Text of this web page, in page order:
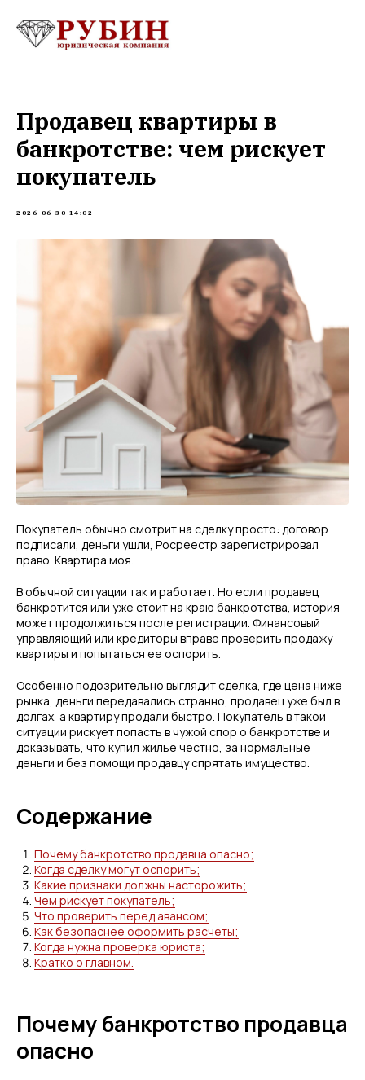
Продавец квартиры в
банкротстве: чем рискует
покупатель
2026-06-30 14:02
Покупатель обычно смотрит на сделку просто: договор
подписали, деньги ушли, Росреестр зарегистрировал
право. Квартира моя.
В обычной ситуации так и работает. Но если продавец
банкротится или уже стоит на краю банкротства, история
может продолжиться после регистрации. Финансовый
управляющий или кредиторы вправе проверить продажу
квартиры и попытаться ее оспорить.
Особенно подозрительно выглядит сделка, где цена ниже
рынка, деньги передавались странно, продавец уже был в
долгах, а квартиру продали быстро. Покупатель в такой
ситуации рискует попасть в чужой спор о банкротстве и
доказывать, что купил жилье честно, за нормальные
деньги и без помощи продавцу спрятать имущество.
Содержание
Почему банкротство продавца опасно;
Когда сделку могут оспорить;
Какие признаки должны насторожить;
Чем рискует покупатель;
Что проверить перед авансом;
Как безопаснее оформить расчеты;
Когда нужна проверка юриста;
Кратко о главном.
Почему банкротство продавца
опасно